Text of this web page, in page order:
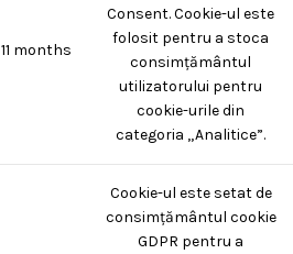
11 months
Consent. Cookie-ul este
folosit pentru a stoca
consimțământul
utilizatorului pentru
cookie-urile din
categoria „Analitice”.
Cookie-ul este setat de
consimțământul cookie
GDPR pentru a